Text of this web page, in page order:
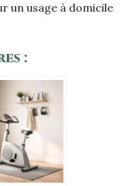
un usage à domicile
: